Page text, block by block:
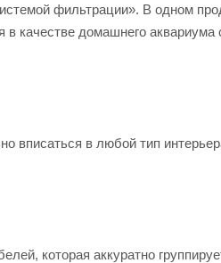
фильтрации». В одном
качестве домашнего аквариума
вписаться в любой тип
которая аккуратно